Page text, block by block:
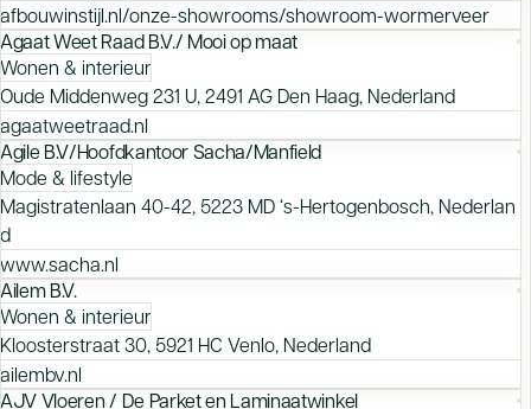
afbouwinstijl.nl/onze-showrooms/showroom-wormerveer
Agaat Weet Raad B.V./ Mooi op maat
Wonen & interieur
Oude Middenweg 231 U, 2491 AG Den Haag, Nederland
agaatweetraad.nl
Agile B.V/Hoofdkantoor Sacha/Manfield
Mode & lifestyle
Magistratenlaan 40-42, 5223 MD ‘s-Hertogenbosch, Nederlan
d
www.sacha.nl
Ailem B.V.
Wonen & interieur
Kloosterstraat 30, 5921 HC Venlo, Nederland
ailembv.nl
AJV Vloeren / De Parket en Laminaatwinkel